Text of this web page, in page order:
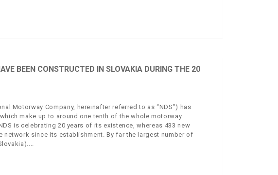
BEEN CONSTRUCTED IN SLOVAKIA DURING THE 20
Motorway Company, hereinafter referred to as “NDS”) has
make up to around one tenth of the whole motorway
is celebrating 20 years of its existence, whereas 433 new
network since its establishment. By far the largest number of